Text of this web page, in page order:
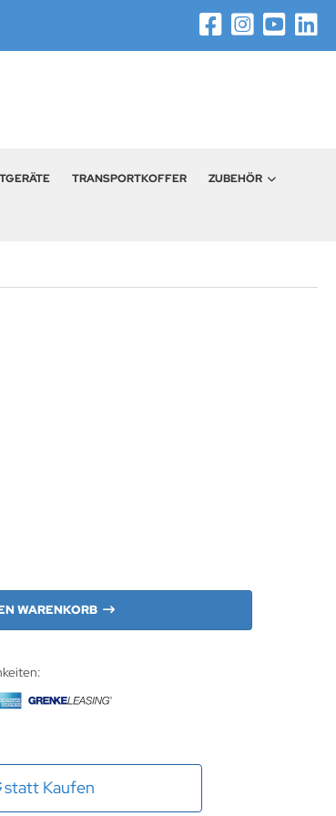
TRANSPORTKOFFER ZUBEHÖR
WARENKORB
statt Kaufen